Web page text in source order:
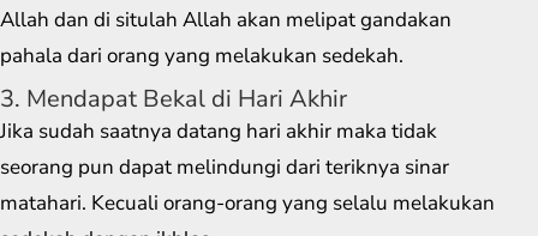
Allah dan di situlah Allah akan melipat gandakan
pahala dari orang yang melakukan sedekah.
3. Mendapat Bekal di Hari Akhir
Jika sudah saatnya datang hari akhir maka tidak
seorang pun dapat melindungi dari teriknya sinar
matahari. Kecuali orang-orang yang selalu melakukan